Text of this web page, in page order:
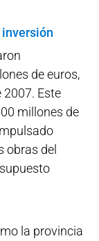
de euros,
2007. Este
millones de
obras del
la provincia